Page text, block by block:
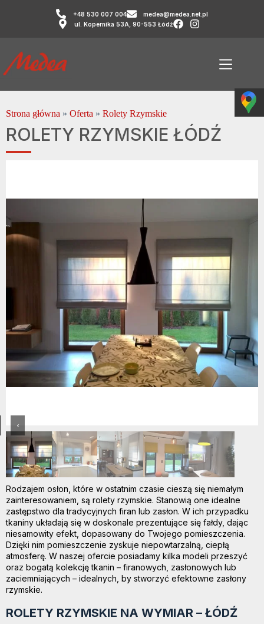
+48 530 007 004
medea@medea.net.pl
ul. Kopernika 53A, 90-553 Łódź
Strona główna » Oferta » Rolety Rzymskie
ROLETY RZYMSKIE ŁÓDŹ
‹
Rodzajem osłon, które w ostatnim czasie cieszą się niemałym
zainteresowaniem, są rolety rzymskie. Stanowią one idealne
zastępstwo dla tradycyjnych firan lub zasłon. W ich przypadku
tkaniny układają się w doskonale prezentujące się fałdy, dając
niesamowity efekt, dopasowany do Twojego pomieszczenia.
Dzięki nim pomieszczenie zyskuje niepowtarzalną, ciepłą
atmosferę. W naszej ofercie posiadamy kilka modeli przeszyć
oraz bogatą kolekcję tkanin – firanowych, zasłonowych lub
zaciemniających – idealnych, by stworzyć efektowne zasłony
rzymskie.
ROLETY RZYMSKIE NA WYMIAR – ŁÓDŹ